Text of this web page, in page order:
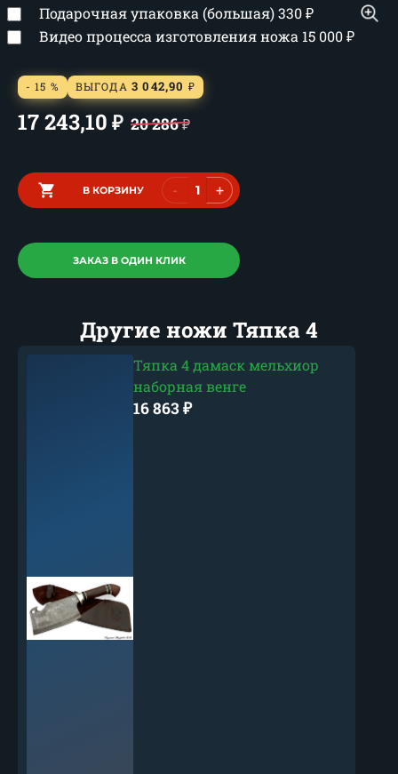
Подарочная упаковка (большая)330₽
Видео процесса изготовления ножа 15 000₽
- 15 % ВЫГОДА 3 042,90 ₽
17 243,10 ₽ 20 286₽
В КОРЗИНУ - +
ЗАКАЗ В ОДИН КЛИК
Другие ножи Тяпка 4
Тяпка 4 дамаск мельхиор
наборная венге
16 863 ₽